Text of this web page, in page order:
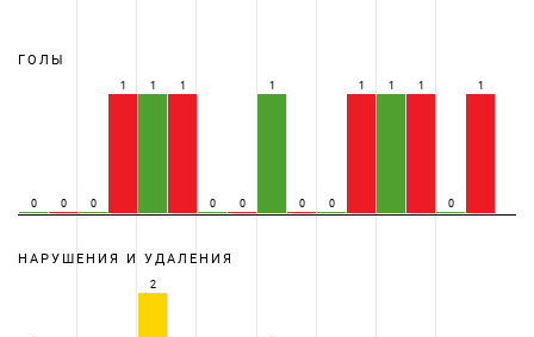
ГОЛЫ
0 0 0
1 1 1
0 0
1
0 0
1 1 1
0
1
НАРУШЕНИЯ И УДАЛЕНИЯ
2